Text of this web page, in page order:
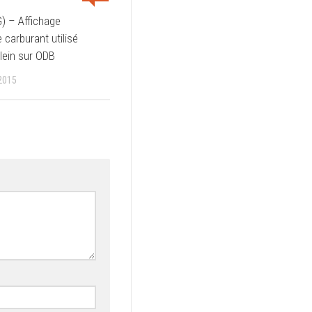
– Affichage
carburant utilisé
sur ODB